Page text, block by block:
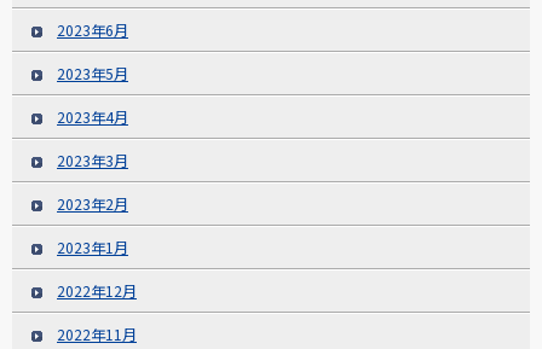
2023年6月
2023年5月
2023年4月
2023年3月
2023年2月
2023年1月
2022年12月
2022年11月